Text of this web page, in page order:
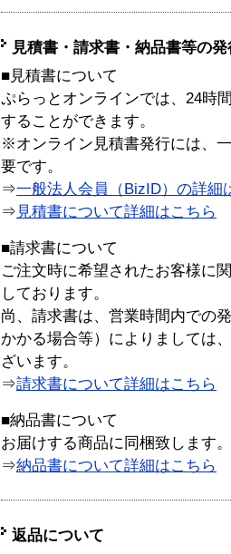
見積書・請求書・納品書等の
■見積書について
ぷらっとオンラインでは、24時
することができます。
※オンライン見積書発行には、
要です。
⇒一般法人会員（BizID）の詳細
⇒ 見積書について詳細はこちら
■請求書について
ご注文時に希望されたお客様に
しております。
尚、請求書は、営業時間内での
かかる場合等）によりましては
ざいます。
⇒請求書について詳細はこちら
■納品書について
お届けする商品に同梱致します。
⇒納品書について詳細はこちら
返品について